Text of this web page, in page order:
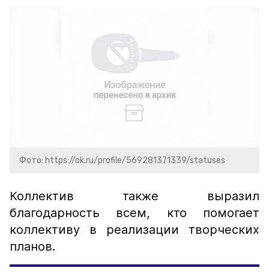
Фото: https://ok.ru/profile/569281371339/statuses
Коллектив также выразил
благодарность всем, кто помогает
коллективу в реализации творческих
планов.